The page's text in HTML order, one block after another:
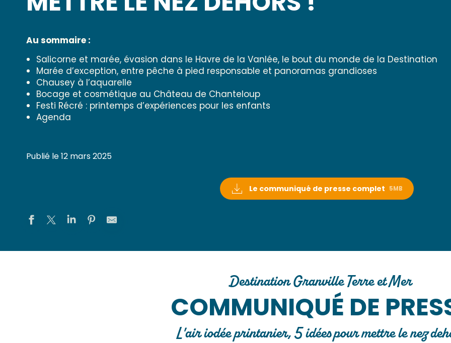
Au sommaire :
Salicorne et marée, évasion dans le Havre de la Vanlée, le bout du monde de la Destination
Marée d’exception, entre pêche à pied responsable et panoramas grandioses
Chausey à l’aquarelle
Bocage et cosmétique au Château de Chanteloup
Festi Récré : printemps d’expériences pour les enfants
Agenda
Publié le 12 mars 2025
Le communiqué de presse complet 5MB
Destination Granville Terre et Mer
COMMUNIQUÉ DE
L'air iodée printanier, 5 idées pour mettre le nez